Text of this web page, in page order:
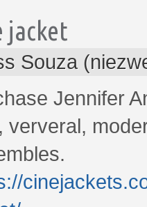
jacket
Souza
Jennifer
ververal,